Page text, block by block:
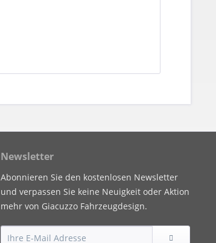
Newsletter
Abonnieren Sie den kostenlosen Newsletter
und verpassen Sie keine Neuigkeit oder Aktion
mehr von Giacuzzo Fahrzeugdesign.